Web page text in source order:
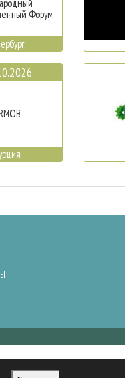
Форум
Cookies помогают нам